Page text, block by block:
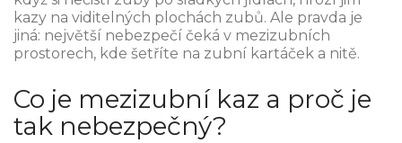
kazy na viditelných plochách zubů. Ale pravda je
jiná: největší nebezpečí čeká v mezizubních
prostorech, kde šetříte na zubní kartáček a nitě.
Co je mezizubní kaz a proč je
tak nebezpečný?